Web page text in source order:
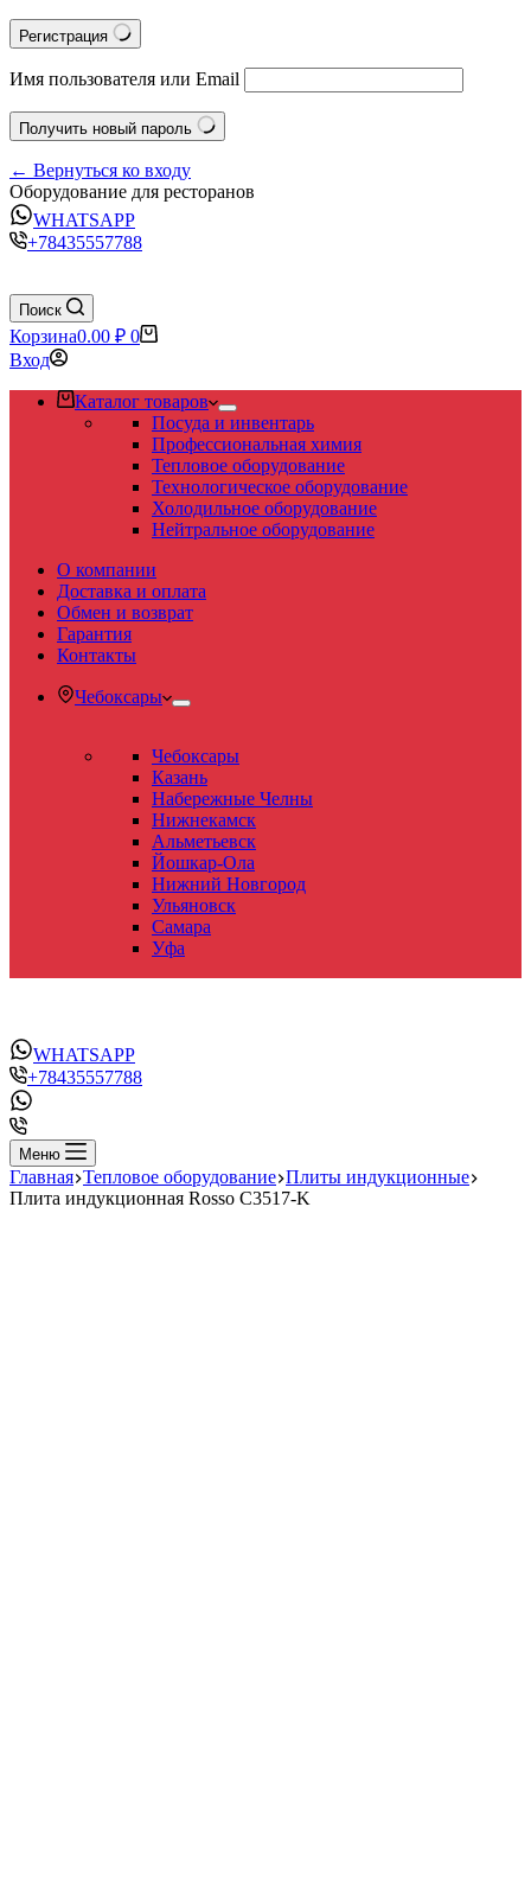
Регистрация
Имя пользователя или Email
Получить новый пароль
← Вернуться ко входу
Оборудование для ресторанов
WHATSAPP
+78435557788
Поиск
Корзина0.00 ₽ 0
Вход
Каталог товаров
Посуда и инвентарь
Профессиональная химия
Тепловое оборудование
Технологическое оборудование
Холодильное оборудование
Нейтральное оборудование
О компании
Доставка и оплата
Обмен и возврат
Гарантия
Контакты
Чебоксары
Чебоксары
Казань
Набережные Челны
Нижнекамск
Альметьевск
Йошкар-Ола
Нижний Новгород
Ульяновск
Самара
Уфа
WHATSAPP
+78435557788
Меню
Главная Тепловое оборудование Плиты индукционные
Плита индукционная Rosso C3517-K